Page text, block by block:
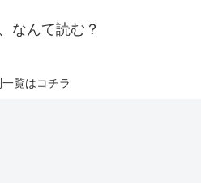
なんて読む？
覧はコチラ